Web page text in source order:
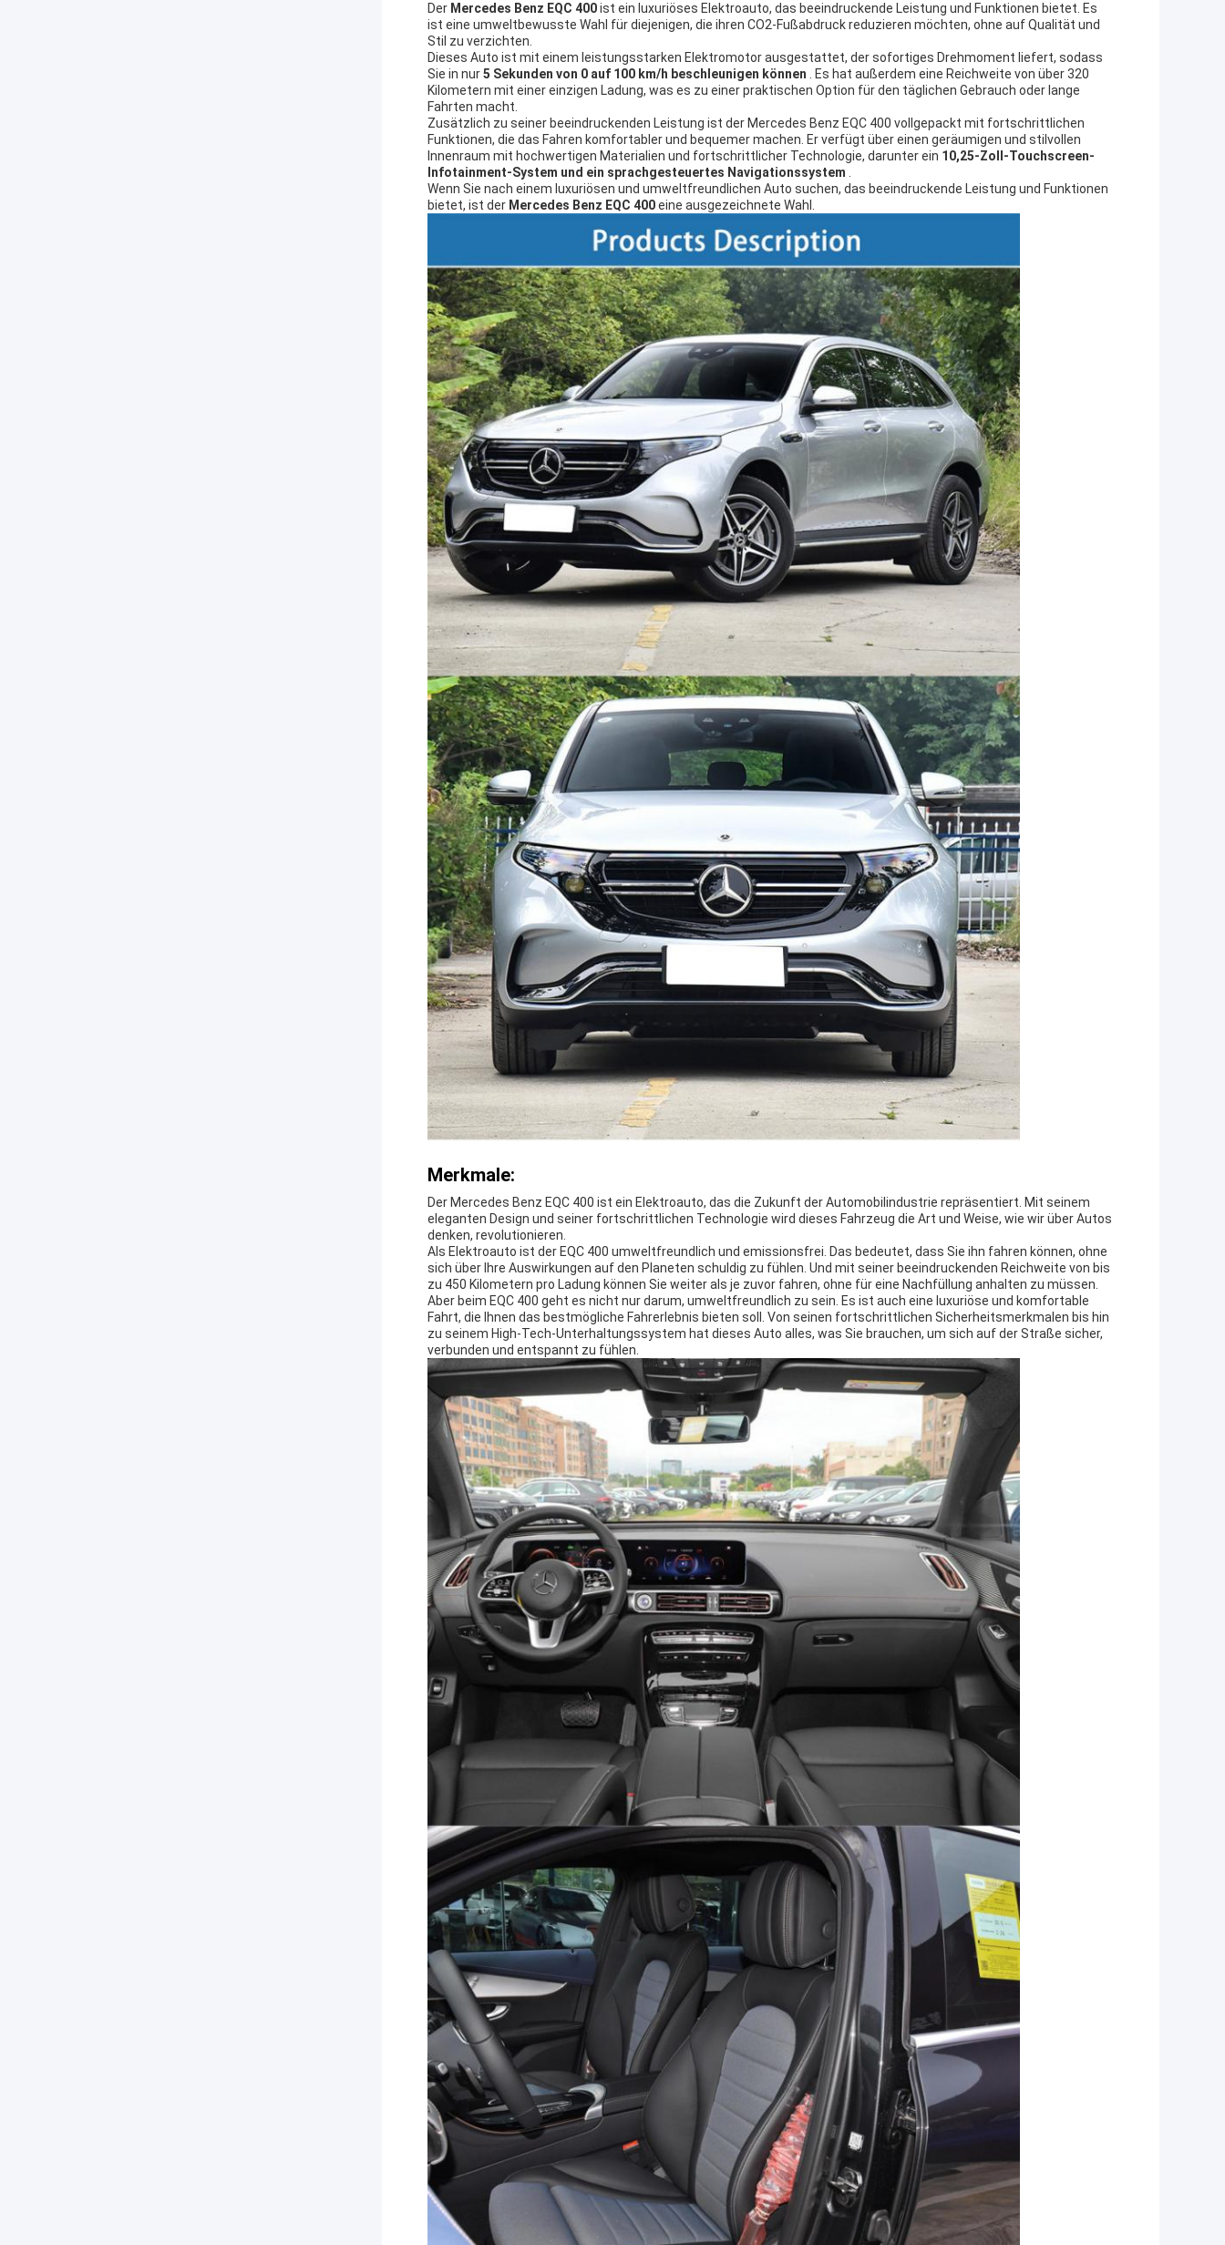
Der Mercedes Benz EQC 400ist ein luxuriöses Elektroauto, das beeindruckende Leistung und Funktionen bietet. Es
ist eine umweltbewusste Wahl für diejenigen, die ihren CO2-Fußabdruck reduzieren möchten, ohne auf Qualität und
Stil zu verzichten.
Dieses Auto ist mit einem leistungsstarken Elektromotor ausgestattet, der sofortiges Drehmoment liefert, sodass
Sie in nur5 Sekunden von 0 auf 100 km/h beschleunigen können . Es hat außerdem eine Reichweite von über 320
Kilometern mit einer einzigen Ladung, was es zu einer praktischen Option für den täglichen Gebrauch oder lange
Fahrten macht.
Zusätzlich zu seiner beeindruckenden Leistung ist der Mercedes Benz EQC 400 vollgepackt mit fortschrittlichen
Funktionen, die das Fahren komfortabler und bequemer machen. Er verfügt über einen geräumigen und stilvollen
Innenraum mit hochwertigen Materialien und fortschrittlicher Technologie, darunter ein 10,25-Zoll-Touchscreen-
Infotainment-System und ein sprachgesteuertes Navigationssystem .
Wenn Sie nach einem luxuriösen und umweltfreundlichen Auto suchen, das beeindruckende Leistung und Funktionen
bietet, ist der Mercedes Benz EQC 400eine ausgezeichnete Wahl.
Merkmale:
Der Mercedes Benz EQC 400 ist ein Elektroauto, das die Zukunft der Automobilindustrie repräsentiert. Mit seinem
eleganten Design und seiner fortschrittlichen Technologie wird dieses Fahrzeug die Art und Weise, wie wir über Autos
denken, revolutionieren.
Als Elektroauto ist der EQC 400 umweltfreundlich und emissionsfrei. Das bedeutet, dass Sie ihn fahren können, ohne
sich über Ihre Auswirkungen auf den Planeten schuldig zu fühlen. Und mit seiner beeindruckenden Reichweite von bis
zu 450 Kilometern pro Ladung können Sie weiter als je zuvor fahren, ohne für eine Nachfüllung anhalten zu müssen.
Aber beim EQC 400 geht es nicht nur darum, umweltfreundlich zu sein. Es ist auch eine luxuriöse und komfortable
Fahrt, die Ihnen das bestmögliche Fahrerlebnis bieten soll. Von seinen fortschrittlichen Sicherheitsmerkmalen bis hin
zu seinem High-Tech-Unterhaltungssystem hat dieses Auto alles, was Sie brauchen, um sich auf der Straße sicher,
verbunden und entspannt zu fühlen.